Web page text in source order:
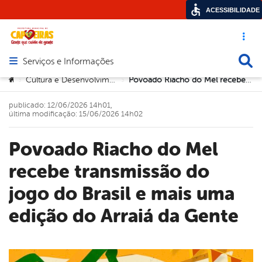
Acesso
Abrir menu principal de navegação
Serviços e Informações
Você está aqui:
> Cultura e Desenvolvimento Econômico > Povoado Riacho do Mel recebe transmissão do jogo do Brasil e mais uma edição do Arraiá da Gente
Povoado Riacho do Mel
recebe transmissão do
jogo do Brasil e mais uma
edição do Arraiá da Gente
publicado: 12/06/2026 14h01,
última modificação: 15/06/2026 14h02
ACESSIBILIDADE